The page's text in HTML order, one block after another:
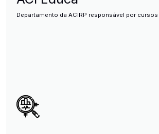
Departamento da ACIRP responsável por